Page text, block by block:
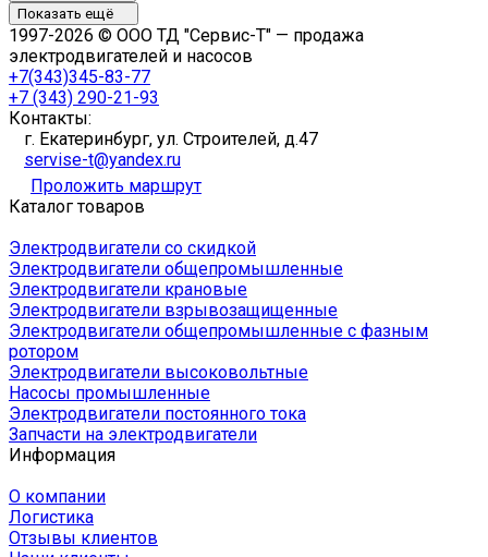
Показать ещё
1997-2026 © ООО ТД "Сервис-Т" — продажа
электродвигателей и насосов
+7(343)345-83-77
+7 (343) 290-21-93
Контакты:
г. Екатеринбург, ул. Строителей, д.47
servise-t@yandex.ru
Проложить маршрут
Каталог товаров
Электродвигатели со скидкой
Электродвигатели общепромышленные
Электродвигатели крановые
Электродвигатели взрывозащищенные
Электродвигатели общепромышленные с фазным
ротором
Электродвигатели высоковольтные
Насосы промышленные
Электродвигатели постоянного тока
Запчасти на электродвигатели
Информация
О компании
Логистика
Отзывы клиентов